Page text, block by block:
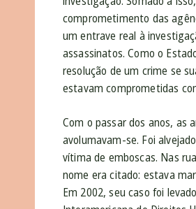
comprometimento das
um entrave real à
assassinatos. Como o
resolução de um crime se
estavam comprometidas
Com o passar dos anos, as
avolumavam-se. Foi
vítima de emboscas. Nas
nome era citado: estava
Em 2002, seu caso foi